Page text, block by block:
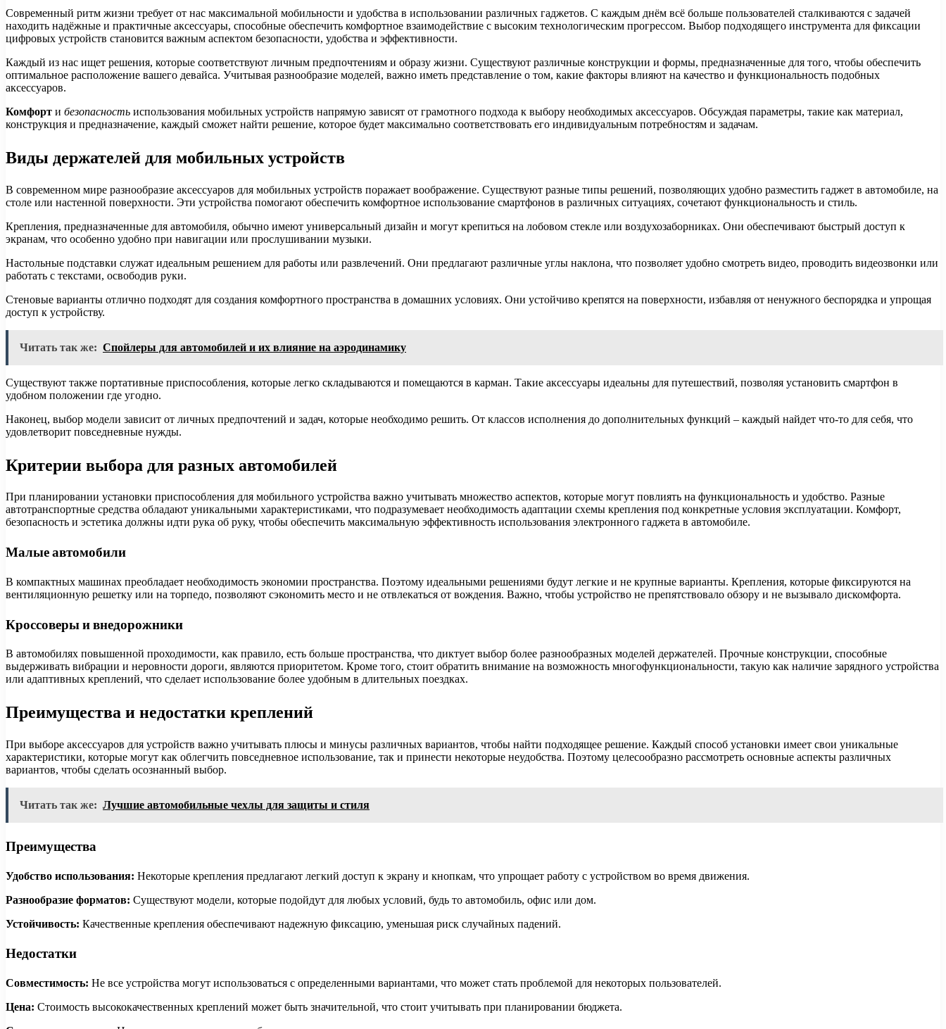
Современный ритм жизни требует от нас максимальной мобильности и удобства в использовании различных гаджетов. С каждым днём всё больше пользователей сталкиваются с задачей
находить надёжные и практичные аксессуары, способные обеспечить комфортное взаимодействие с высоким технологическим прогрессом. Выбор подходящего инструмента для фиксации
цифровых устройств становится важным аспектом безопасности, удобства и эффективности.
Каждый из нас ищет решения, которые соответствуют личным предпочтениям и образу жизни. Существуют различные конструкции и формы, предназначенные для того, чтобы обеспечить
оптимальное расположение вашего девайса. Учитывая разнообразие моделей, важно иметь представление о том, какие факторы влияют на качество и функциональность подобных
аксессуаров.
Комфорт и безопасность использования мобильных устройств напрямую зависят от грамотного подхода к выбору необходимых аксессуаров. Обсуждая параметры, такие как материал,
конструкция и предназначение, каждый сможет найти решение, которое будет максимально соответствовать его индивидуальным потребностям и задачам.
Виды держателей для мобильных устройств
В современном мире разнообразие аксессуаров для мобильных устройств поражает воображение. Существуют разные типы решений, позволяющих удобно разместить гаджет в автомобиле, на
столе или настенной поверхности. Эти устройства помогают обеспечить комфортное использование смартфонов в различных ситуациях, сочетают функциональность и стиль.
Крепления, предназначенные для автомобиля, обычно имеют универсальный дизайн и могут крепиться на лобовом стекле или воздухозаборниках. Они обеспечивают быстрый доступ к
экранам, что особенно удобно при навигации или прослушивании музыки.
Настольные подставки служат идеальным решением для работы или развлечений. Они предлагают различные углы наклона, что позволяет удобно смотреть видео, проводить видеозвонки или
работать с текстами, освободив руки.
Стеновые варианты отлично подходят для создания комфортного пространства в домашних условиях. Они устойчиво крепятся на поверхности, избавляя от ненужного беспорядка и упрощая
доступ к устройству.
Читать так же: Спойлеры для автомобилей и их влияние на аэродинамику
Существуют также портативные приспособления, которые легко складываются и помещаются в карман. Такие аксессуары идеальны для путешествий, позволяя установить смартфон в
удобном положении где угодно.
Наконец, выбор модели зависит от личных предпочтений и задач, которые необходимо решить. От классов исполнения до дополнительных функций – каждый найдет что-то для себя, что
удовлетворит повседневные нужды.
Критерии выбора для разных автомобилей
При планировании установки приспособления для мобильного устройства важно учитывать множество аспектов, которые могут повлиять на функциональность и удобство. Разные
автотранспортные средства обладают уникальными характеристиками, что подразумевает необходимость адаптации схемы крепления под конкретные условия эксплуатации. Комфорт,
безопасность и эстетика должны идти рука об руку, чтобы обеспечить максимальную эффективность использования электронного гаджета в автомобиле.
Малые автомобили
В компактных машинах преобладает необходимость экономии пространства. Поэтому идеальными решениями будут легкие и не крупные варианты. Крепления, которые фиксируются на
вентиляционную решетку или на торпедо, позволяют сэкономить место и не отвлекаться от вождения. Важно, чтобы устройство не препятствовало обзору и не вызывало дискомфорта.
Кроссоверы и внедорожники
В автомобилях повышенной проходимости, как правило, есть больше пространства, что диктует выбор более разнообразных моделей держателей. Прочные конструкции, способные
выдерживать вибрации и неровности дороги, являются приоритетом. Кроме того, стоит обратить внимание на возможность многофункциональности, такую как наличие зарядного устройства
или адаптивных креплений, что сделает использование более удобным в длительных поездках.
Преимущества и недостатки креплений
При выборе аксессуаров для устройств важно учитывать плюсы и минусы различных вариантов, чтобы найти подходящее решение. Каждый способ установки имеет свои уникальные
характеристики, которые могут как облегчить повседневное использование, так и принести некоторые неудобства. Поэтому целесообразно рассмотреть основные аспекты различных
вариантов, чтобы сделать осознанный выбор.
Читать так же: Лучшие автомобильные чехлы для защиты и стиля
Преимущества
Удобство использования: Некоторые крепления предлагают легкий доступ к экрану и кнопкам, что упрощает работу с устройством во время движения.
Разнообразие форматов: Существуют модели, которые подойдут для любых условий, будь то автомобиль, офис или дом.
Устойчивость: Качественные крепления обеспечивают надежную фиксацию, уменьшая риск случайных падений.
Недостатки
Совместимость: Не все устройства могут использоваться с определенными вариантами, что может стать проблемой для некоторых пользователей.
Цена: Стоимость высококачественных креплений может быть значительной, что стоит учитывать при планировании бюджета.